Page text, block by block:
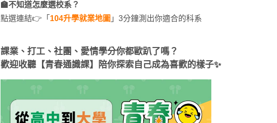
🏫不知道怎麼選校系？
點選連結👉「 104升學就業地圖 」3分鐘測出你適合的科系
課業、打工、社團、愛情學分你都歐趴了嗎？
歡迎收聽【青春通識課】陪你探索自己成為喜歡的樣子✨